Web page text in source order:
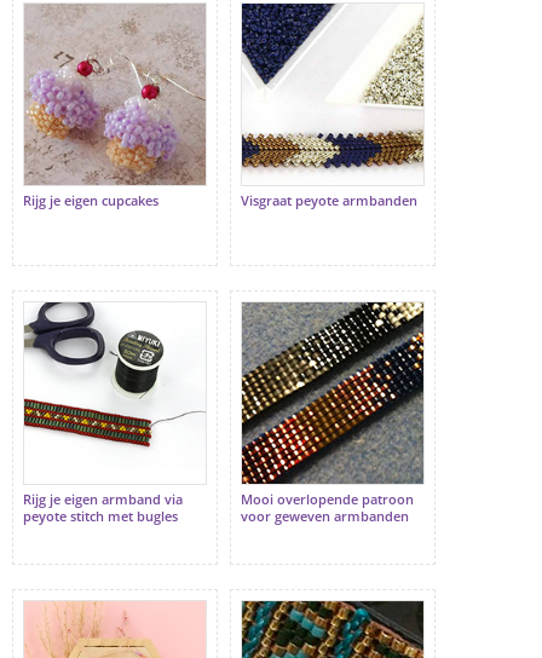
Rijg je eigen cupcakes Visgraat peyote armbanden
Rijg je eigen armband via
peyote stitch met bugles
Mooi overlopende patroon
voor geweven armbanden